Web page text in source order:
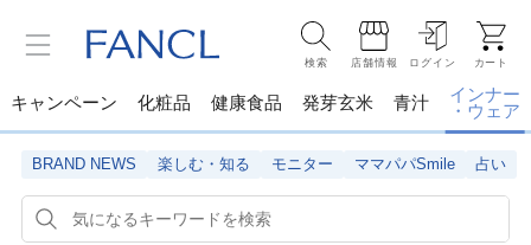
検索 店舗情報 ログイン カート
キャンペーン 化粧品 健康食品 発芽玄米 青汁
インナー
・ウェア
BRAND NEWS 楽しむ・知る モニター ママパパSmile 占い